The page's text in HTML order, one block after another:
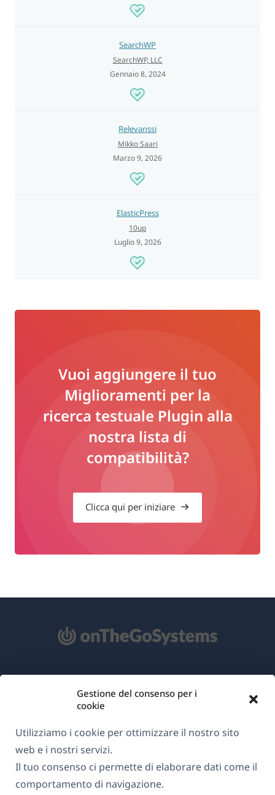
Gestione del consenso per i
cookie
Utilizziamo i cookie per ottimizzare il nostro sito
web e i nostri servizi.
Il tuo consenso ci permette di elaborare dati come il
comportamento di navigazione.
SearchWP
SearchWP, LLC
Gennaio 8, 2024
Relevanssi
Mikko Saari
Marzo 9, 2026
ElasticPress
10up
Luglio 9, 2026
Vuoi aggiungere il tuo
Miglioramenti per la
ricerca testuale Plugin alla
nostra lista di
compatibilità?
Clicca qui per iniziare
Italiano
Informazioni su WPML
GDPR e Informativa sulla Privacy
apre
una
apre
in
apre apre